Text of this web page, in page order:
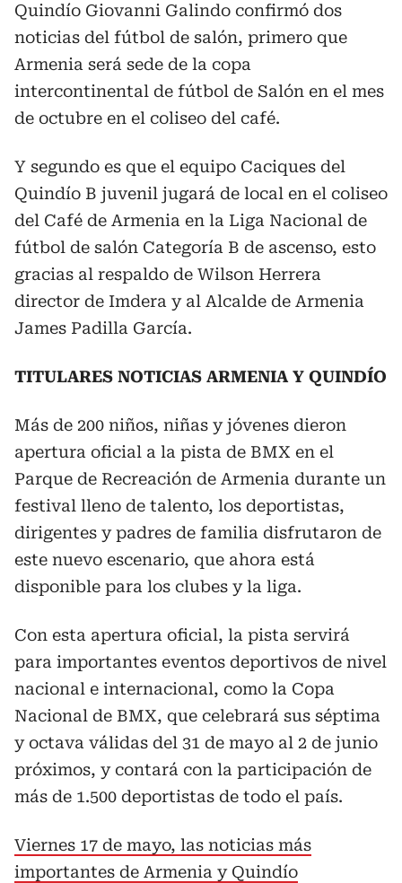
Quindío Giovanni Galindo confirmó dos
noticias del fútbol de salón, primero que
Armenia será sede de la copa
intercontinental de fútbol de Salón en el mes
de octubre en el coliseo del café.
Y segundo es que el equipo Caciques del
Quindío B juvenil jugará de local en el coliseo
del Café de Armenia en la Liga Nacional de
fútbol de salón Categoría B de ascenso, esto
gracias al respaldo de Wilson Herrera
director de Imdera y al Alcalde de Armenia
James Padilla García.
TITULARES NOTICIAS ARMENIA Y QUINDÍO
Más de 200 niños, niñas y jóvenes dieron
apertura oficial a la pista de BMX en el
Parque de Recreación de Armenia durante un
festival lleno de talento, los deportistas,
dirigentes y padres de familia disfrutaron de
este nuevo escenario, que ahora está
disponible para los clubes y la liga.
Con esta apertura oficial, la pista servirá
para importantes eventos deportivos de nivel
nacional e internacional, como la Copa
Nacional de BMX, que celebrará sus séptima
y octava válidas del 31 de mayo al 2 de junio
próximos, y contará con la participación de
más de 1.500 deportistas de todo el país.
Viernes 17 de mayo, las noticias más
importantes de Armenia y Quindío